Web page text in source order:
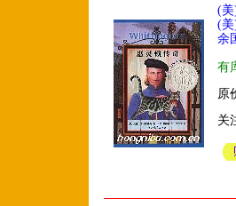
(美
(
余
有
原
关